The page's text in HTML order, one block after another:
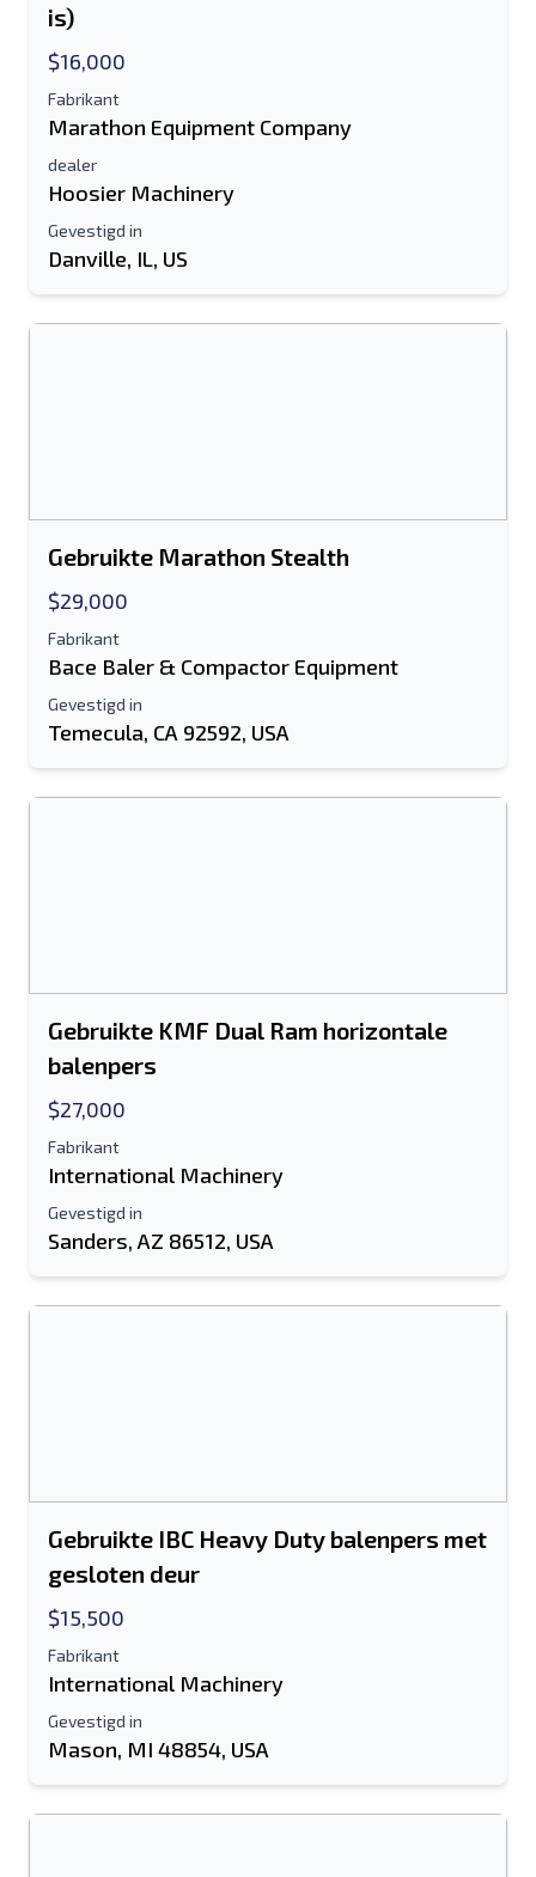
Send a Message
is)
$16,000
Fabrikant
Marathon Equipment Company
dealer
Hoosier Machinery
Gevestigd in
Danville, IL, US
Gebruikte Marathon Stealth
$29,000
Fabrikant
Bace Baler & Compactor Equipment
Gevestigd in
Temecula, CA 92592, USA
Gebruikte KMF Dual Ram horizontale
balenpers
$27,000
Fabrikant
International Machinery
Gevestigd in
Sanders, AZ 86512, USA
Gebruikte IBC Heavy Duty balenpers met
gesloten deur
$15,500
Fabrikant
International Machinery
Gevestigd in
Mason, MI 48854, USA
Stuur naar een vriend
Het veld E-mailadres of Mobiel nummer
Stuur vermelding naar e-mail
Je volledige naam
Extra informatie